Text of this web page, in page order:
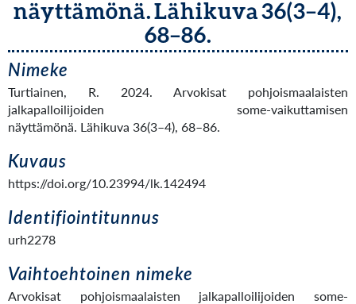
näyttämönä. Lähikuva 36(3–4),
68–86.
Nimeke
Turtiainen, R. 2024. Arvokisat pohjoismaalaisten
jalkapalloilijoiden some-vaikuttamisen
näyttämönä. Lähikuva 36(3–4), 68–86.
Kuvaus
https://doi.org/10.23994/lk.142494
Identifiointitunnus
urh2278
Vaihtoehtoinen nimeke
Arvokisat pohjoismaalaisten jalkapalloilijoiden some-